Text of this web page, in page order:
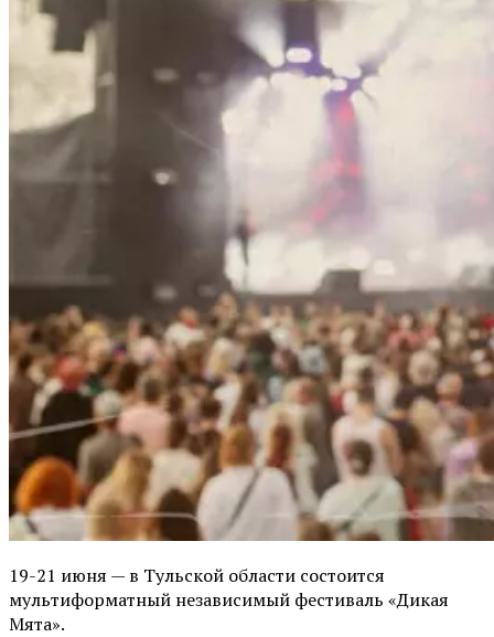
19-21 июня — в Тульской области состоится
мультиформатный независимый фестиваль «Дикая
Мята».